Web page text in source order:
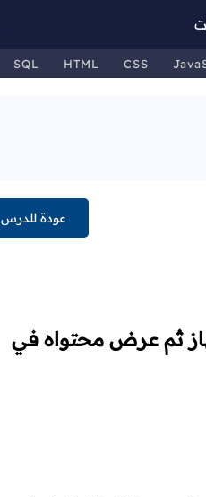
SQL HTML CSS
عودة للدرس
ثم عرض محتواه في